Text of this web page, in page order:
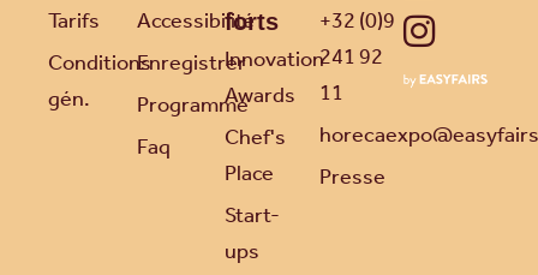
Tarifs
Conditions
gén.
Accessibilité
Enregistrer
Programme
Faq
forts
Innovation
Awards
Chef's
Place
Start-
ups
+32 (0)9
241 92
11
Presse